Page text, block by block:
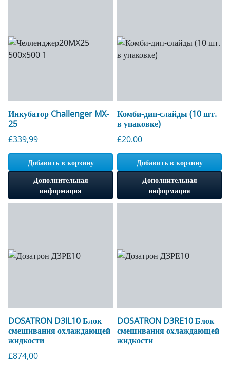
Инкубатор Challenger MX-
25
£339,99
Добавить в корзину
Дополнительная
информация
Комби-дип-слайды (10 шт.
в упаковке)
£20.00
Добавить в корзину
Дополнительная
информация
DOSATRON D3IL10 Блок
смешивания охлаждающей
жидкости
£874,00
DOSATRON D3RE10 Блок
смешивания охлаждающей
жидкости